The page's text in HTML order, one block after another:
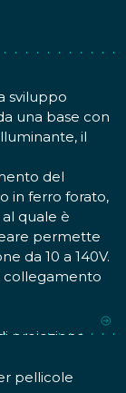
sviluppo
una base con
il
del
in ferro forato,
quale è
permette
da 10 a 140V.
collegamento
proiezione
una
parte alta
pellicole